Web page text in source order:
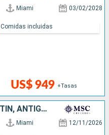
Miami 03/02/2028
US$ 949 +Tasas
Comidas incluidas
ESTADOS UNIDOS, SAN MARTÍN, ANTIGUA Y BARBUDA, PUERTO RICO, REPÚBLICA DOMINICANA
Miami 12/11/2026